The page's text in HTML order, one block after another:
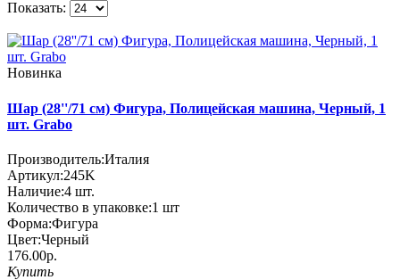
Показать:
Новинка
Шар (28''/71 см) Фигура, Полицейская машина, Черный, 1
шт. Grabo
Производитель:Италия
Артикул:245K
Наличие:4 шт.
Количество в упаковке:1 шт
Форма:Фигура
Цвет:Черный
176.00р.
Купить